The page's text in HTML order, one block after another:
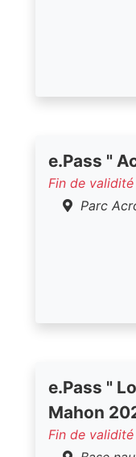
e.Pass "
Fin de
Parc
e.Pass "
Mahon
Fin de